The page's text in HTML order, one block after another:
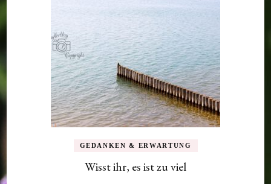
GEDANKEN & ERWARTUNG
Wisst ihr, es ist zu viel